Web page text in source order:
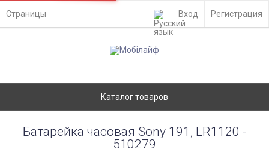
Страницы Вход Регистрация
Каталог товаров
Батарейка часовая Sony 191, LR1120 -
510279